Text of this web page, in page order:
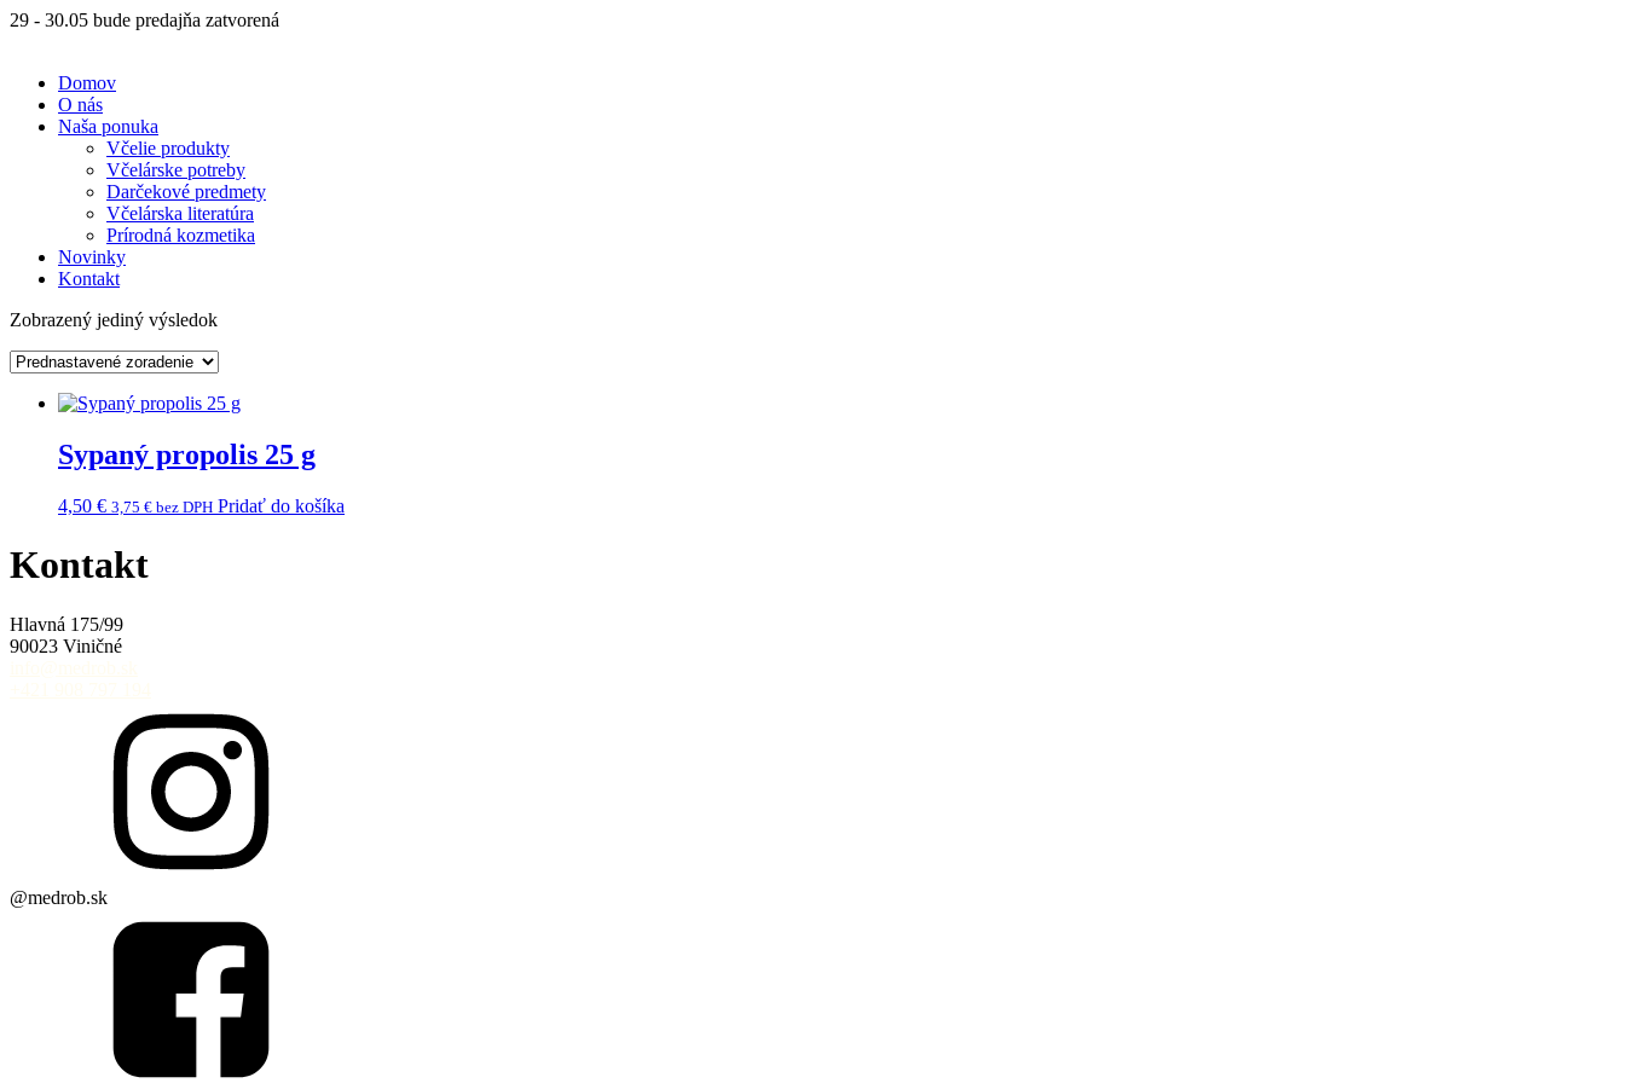
29 - 30.05 bude predajňa zatvorená
Domov
O nás
Naša ponuka
Včelie produkty
Včelárske potreby
Darčekové predmety
Včelárska literatúra
Prírodná kozmetika
Novinky
Kontakt
Zobrazený jediný výsledok
Sypaný propolis 25 g
4,50 € 3,75 € bez DPH Pridať do košíka
Kontakt
Hlavná 175/99
90023 Viničné
@medrob.sk